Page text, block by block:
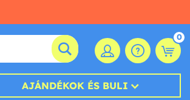
0
AJÁNDÉKOK ÉS BULI